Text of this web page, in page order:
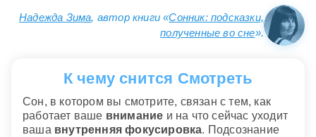
Надежда Зима, автор книги «Сонник: подсказки,
полученные во сне».
К чему снится Смотреть
Сон, в котором вы смотрите, связан с тем, как
работает ваше внимание и на что сейчас уходит
ваша внутренняя фокусировка. Подсознание